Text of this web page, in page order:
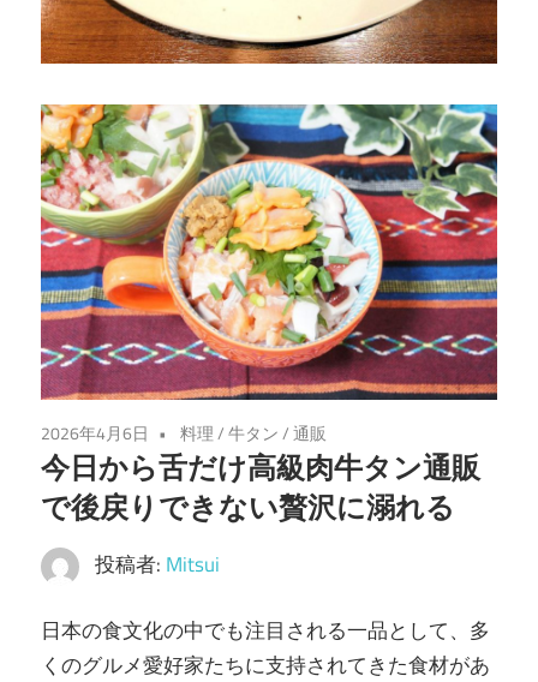
台
の
隠
れ
た
名
店
を
発
見！
2026年4月6日 料理/牛タン/通販
今日から舌だけ高級肉牛タン通販
で後戻りできない贅沢に溺れる
投稿者: Mitsui
日本の食文化の中でも注目される一品として、多
くのグルメ愛好家たちに支持されてきた食材があ